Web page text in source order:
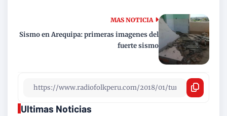
MAS NOTICIA
Sismo en Arequipa: primeras imagenes del
fuerte sismo
Ultimas Noticias